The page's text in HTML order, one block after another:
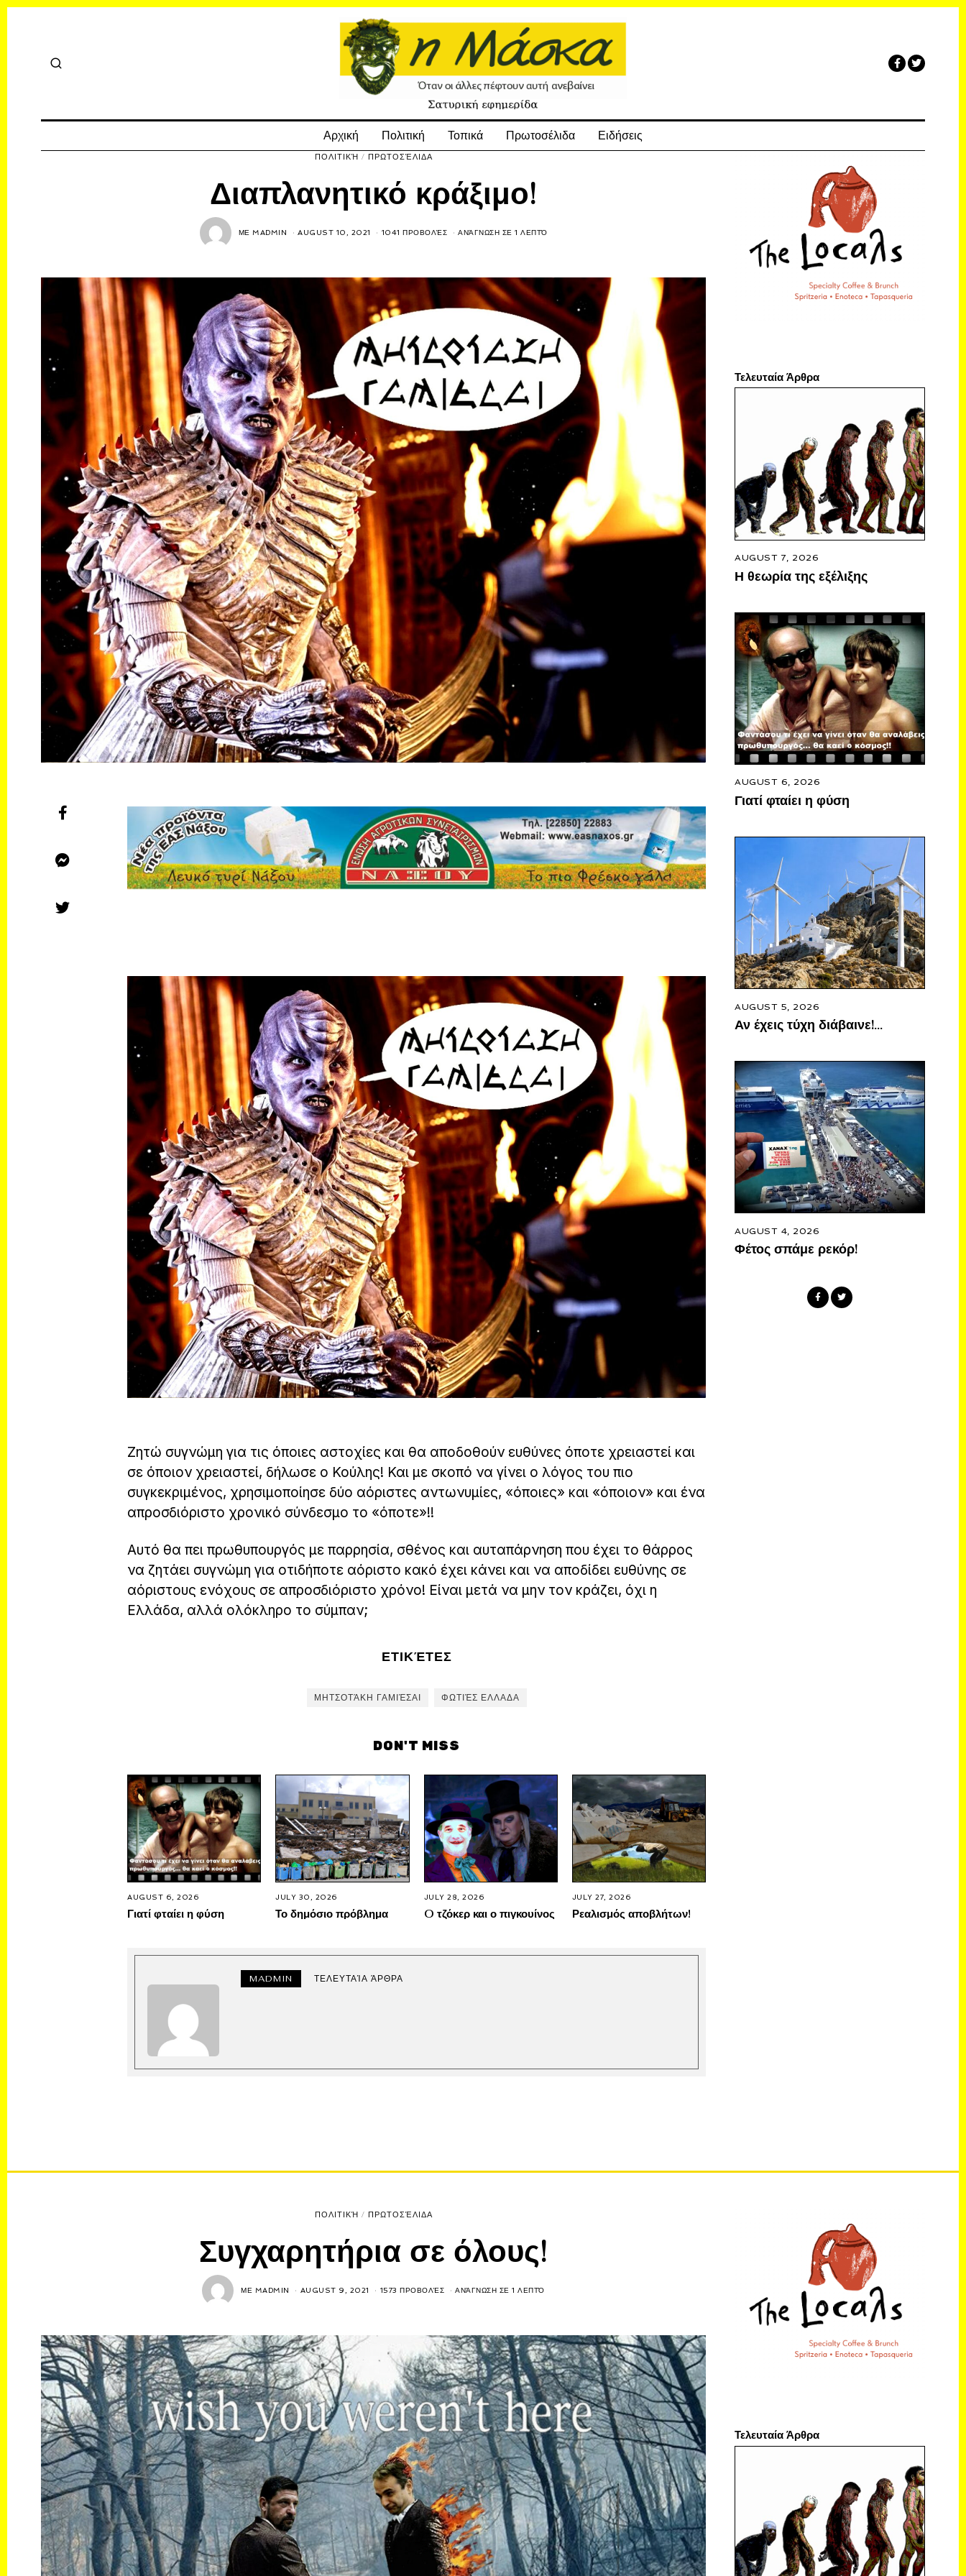
Αρχική Πολιτική Τοπικά Πρωτοσέλιδα Ειδήσεις
ΠΟΛΙΤΙΚΉ / ΠΡΩΤΟΣΈΛΙΔΑ
Διαπλανητικό κράξιμο!
ΜΕ MADMIN AUGUST 10, 2021 1041 ΠΡΟΒΟΛΈΣ ΑΝΆΓΝΩΣΗ ΣΕ 1 ΛΕΠΤΌ
Ζητώ συγνώμη για τις όποιες αστοχίες και θα αποδοθούν ευθύνες όποτε χρειαστεί και
σε όποιον χρειαστεί, δήλωσε ο Κούλης! Και με σκοπό να γίνει ο λόγος του πιο
συγκεκριμένος, χρησιμοποίησε δύο αόριστες αντωνυμίες, «όποιες» και «όποιον» και ένα
απροσδιόριστο χρονικό σύνδεσμο το «όποτε»!!
Αυτό θα πει πρωθυπουργός με παρρησία, σθένος και αυταπάρνηση που έχει το θάρρος
να ζητάει συγνώμη για οτιδήποτε αόριστο κακό έχει κάνει και να αποδίδει ευθύνης σε
αόριστους ενόχους σε απροσδιόριστο χρόνο! Είναι μετά να μην τον κράζει, όχι η
Ελλάδα, αλλά ολόκληρο το σύμπαν;
ΕΤΙΚΈΤΕΣ
ΜΗΤΣΟΤΆΚΗ ΓΑΜΙΈΣΑΙ ΦΩΤΙΈΣ ΕΛΛΑΔΑ
DON'T MISS
AUGUST 6, 2026
Γιατί φταίει η φύση
JULY 30, 2026
Το δημόσιο πρόβλημα
JULY 28, 2026
O τζόκερ και ο πιγκουίνος
JULY 27, 2026
Ρεαλισμός αποβλήτων!
MADMIN ΤΕΛΕΥΤΑΊΑ ΆΡΘΡΑ
Τελευταία Άρθρα
AUGUST 7, 2026
Η θεωρία της εξέλιξης
AUGUST 6, 2026
Γιατί φταίει η φύση
AUGUST 5, 2026
Αν έχεις τύχη διάβαινε!…
AUGUST 4, 2026
Φέτος σπάμε ρεκόρ!
ΠΟΛΙΤΙΚΉ / ΠΡΩΤΟΣΈΛΙΔΑ
Συγχαρητήρια σε όλους!
ΜΕ MADMIN AUGUST 9, 2021 1573 ΠΡΟΒΟΛΈΣ ΑΝΆΓΝΩΣΗ ΣΕ 1 ΛΕΠΤΌ
Τελευταία Άρθρα